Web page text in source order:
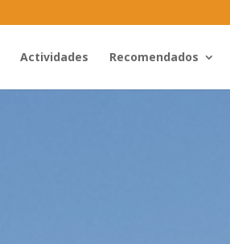
Actividades Recomendados